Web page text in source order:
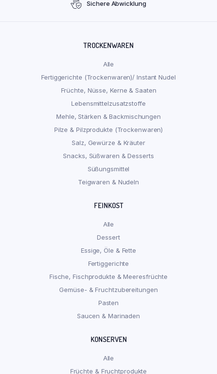
Sichere Abwicklung
TROCKENWAREN
Alle
Fertiggerichte (Trockenwaren)/ Instant Nudel
Früchte, Nüsse, Kerne & Saaten
Lebensmittelzusatzstoffe
Mehle, Stärken & Backmischungen
Pilze & Pilzprodukte (Trockenwaren)
Salz, Gewürze & Kräuter
Snacks, Süßwaren & Desserts
Süßungsmittel
Teigwaren & Nudeln
FEINKOST
Alle
Dessert
Essige, Öle & Fette
Fertiggerichte
Fische, Fischprodukte & Meeresfrüchte
Gemüse- & Fruchtzubereitungen
Pasten
Saucen & Marinaden
KONSERVEN
Alle
Früchte & Fruchtprodukte